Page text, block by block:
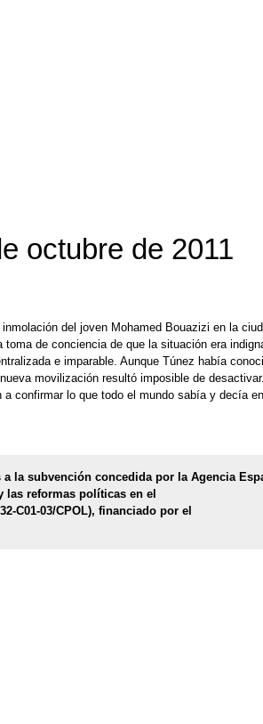
octubre de 2011
del joven Mohamed Bouazizi en la
de conciencia de que la situación era
e imparable. Aunque Túnez había
movilización resultó imposible de
confirmar lo que todo el mundo sabía y decía
la subvención concedida por la Agencia
las reformas políticas en el
C01-03/CPOL), financiado por el